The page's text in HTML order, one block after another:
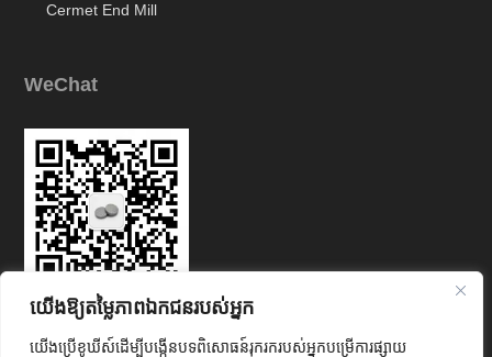
Cermet End Mill
WeChat
Link
យើងឱ្យតម្លៃភាពឯកជនរបស់អ្នក
យើងប្រើខូឃីស៍ដើម្បីបង្កើនបទពិសោធន៍រុករករបស់អ្នកបម្រើការផ្សាយ